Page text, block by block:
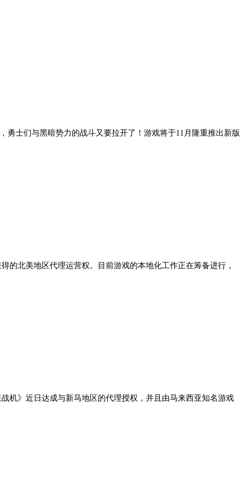
士们与黑暗势力的战斗又要拉开了！游戏将于11月隆重推出新版
的北美地区代理运营权。目前游戏的本地化工作正在筹备进行，
机》近日达成与新马地区的代理授权，并且由马来西亚知名游戏